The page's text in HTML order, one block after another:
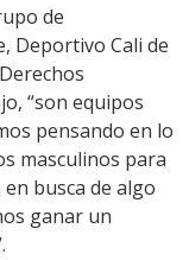
de
Deportivo Cali de
“son equipos
pensando en lo
masculinos para
busca de algo
ganar un